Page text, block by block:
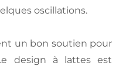
oscillations.
un bon soutien pour
design à lattes est